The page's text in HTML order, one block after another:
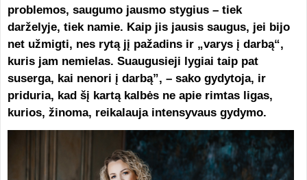
problemos, saugumo jausmo stygius – tiek
darželyje, tiek namie. Kaip jis jausis saugus, jei bijo
net užmigti, nes rytą jį pažadins ir „varys į darbą“,
kuris jam nemielas. Suaugusieji lygiai taip pat
suserga, kai nenori į darbą”, – sako gydytoja, ir
priduria, kad šį kartą kalbės ne apie rimtas ligas,
kurios, žinoma, reikalauja intensyvaus gydymo.